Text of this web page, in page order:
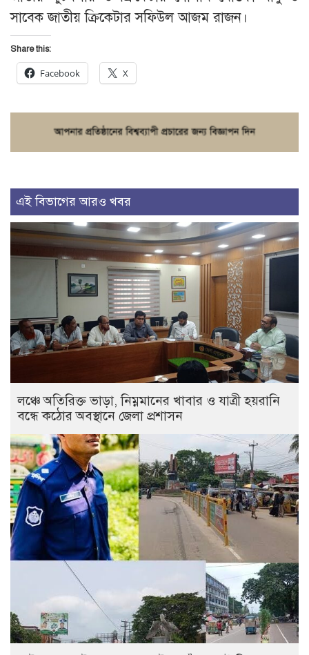
সাবেক জাতীয় ক্রিকেটার সফিউল আজম রাজন।
Share this:
Facebook X
এই বিভাগের আরও খবর
লঞ্চে অতিরিক্ত ভাড়া, নিম্নমানের খাবার ও যাত্রী হয়রানি
বন্ধে কঠোর অবস্থানে জেলা প্রশাসন